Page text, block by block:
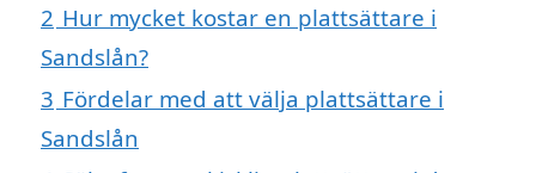
2 Hur mycket kostar en plattsättare i
Sandslån?
3 Fördelar med att välja plattsättare i
Sandslån